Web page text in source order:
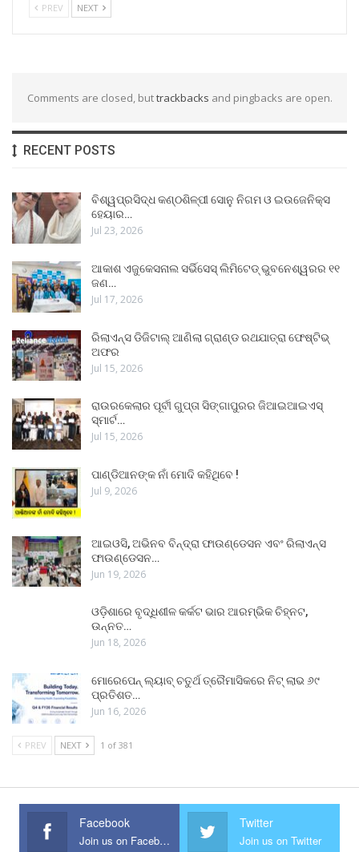
PREV NEXT
Comments are closed, buttrackbacks and pingbacks are open.
RECENT POSTS
ବିଶ୍ୱପ୍ରସିଦ୍ଧ କଣ୍ଠଶିଳ୍ପୀ ସୋନୁ ନିଗମ ଓ ଇଉଜେନିକ୍ସ
ହେୟାର…
Jul 23, 2026
ଆକାଶ ଏଜୁକେସନାଲ ସର୍ଭିସେସ୍ ଲିମିଟେଡ୍ ଭୁବନେଶ୍ୱରର ୧୧
ଜଣ…
Jul 17, 2026
ରିଲାଏନ୍ସ ଡିଜିଟାଲ୍ ଆଣିଲା ଗ୍ରାଣ୍ଡ ରଥଯାତ୍ରା ଫେଷ୍ଟିଭ୍
ଅଫର
Jul 15, 2026
ରାଉରକେଲାର ପୂର୍ବୀ ଗୁପ୍ତା ସିଙ୍ଗାପୁରର ଜିଆଇଆଇଏସ୍
ସ୍ମାର୍ଟ…
Jul 15, 2026
ପାଣ୍ଡିଆନଙ୍କ ନାଁ ମୋଦି କହିଥିବେ !
Jul 9, 2026
ଆଇଓସି, ଅଭିନବ ବିନ୍ଦ୍ରା ଫାଉଣ୍ଡେସନ ଏବଂ ରିଲାଏନ୍ସ
ଫାଉଣ୍ଡେସନ…
Jun 19, 2026
ଓଡ଼ିଶାରେ ବୃଦ୍ଧିଶୀଳ କର୍କଟ ଭାର ଆରମ୍ଭିକ ଚିହ୍ନଟ,
ଉନ୍ନତ…
Jun 18, 2026
ମୋରେପେନ୍ ଲ୍ୟାବ୍ ଚତୁର୍ଥ ତ୍ରୈମାସିକରେ ନିଟ୍ ଲାଭ ୬୯
ପ୍ରତିଶତ…
Jun 16, 2026
PREV NEXT 1 of 381
Facebook
Join us on Facebook
Twitter
Join us on Twitter